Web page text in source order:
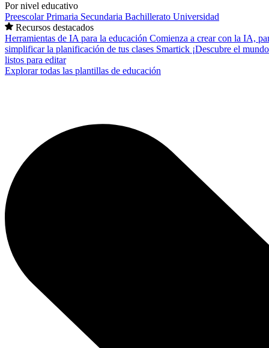
Por nivel educativo
PreescolarPrimaria Secundaria Bachillerato Universidad
Recursos destacados
Herramientas de IA para la educación Comienza a crear con la IA,
simplificar la planificación de tus clases Smartick ¡Descubre el
listos para editar
Explorar todas las plantillas de educación